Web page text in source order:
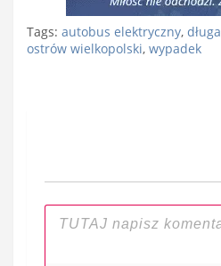
Tags: autobus elektryczny, długa
ostrów wielkopolski, wypadek